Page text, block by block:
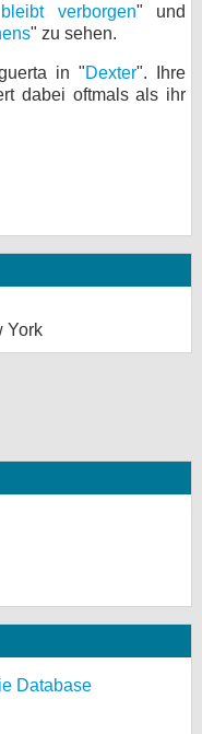
verborgen" und
" zu sehen.
in "Dexter". Ihre
dabei oftmals als ihr
York
Database